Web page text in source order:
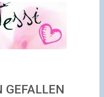
GEFALLEN